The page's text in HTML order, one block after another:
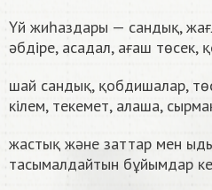
Үй жиһаздары — сандық,
әбдіре, асадал, ағаш төсек,
шай сандық, қобдишалар,
кілем, текемет, алаша,
жастық және заттар мен
тасымалдайтын бұйымдар